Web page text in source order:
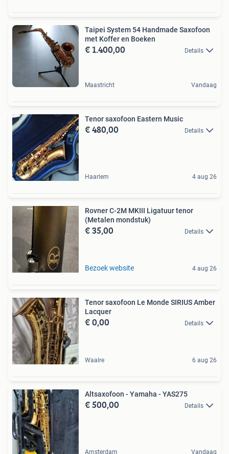
Taipei System 54 Handmade Saxofoon
met Koffer en Boeken
€ 1.400,00 Details
Maastricht Vandaag
Tenor saxofoon Eastern Music
€ 480,00 Details
Haarlem 4 aug 26
Rovner C-2M MKIII Ligatuur tenor
(Metalen mondstuk)
€ 35,00 Details
Bezoek website 4 aug 26
Tenor saxofoon Le Monde SIRIUS Amber
Lacquer
€ 0,00 Details
Waalre 6 aug 26
Altsaxofoon - Yamaha - YAS275
€ 500,00 Details
Amsterdam Vandaag